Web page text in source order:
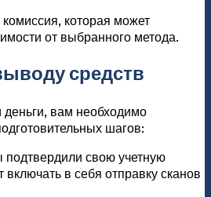
которая может
от выбранного метода.
средств
вам необходимо
шагов:
подтвердили свою учетную
в себя отправку сканов